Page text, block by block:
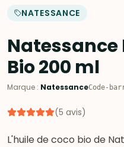
NATESSANCE
Natessance
Bio 200 ml
Marque : NatessanceCode-
(5 avis)
L'huile de coco bio de